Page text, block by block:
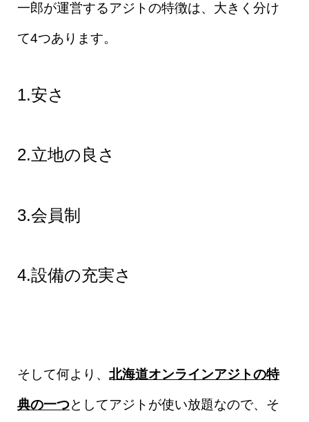
一郎が運営するアジトの特徴は、大きく分け
て4つあります。
1.安さ
2.立地の良さ
3.会員制
4.設備の充実さ
そして何より、 北海道オンラインアジトの特
典の一つとしてアジトが使い放題なので、そ